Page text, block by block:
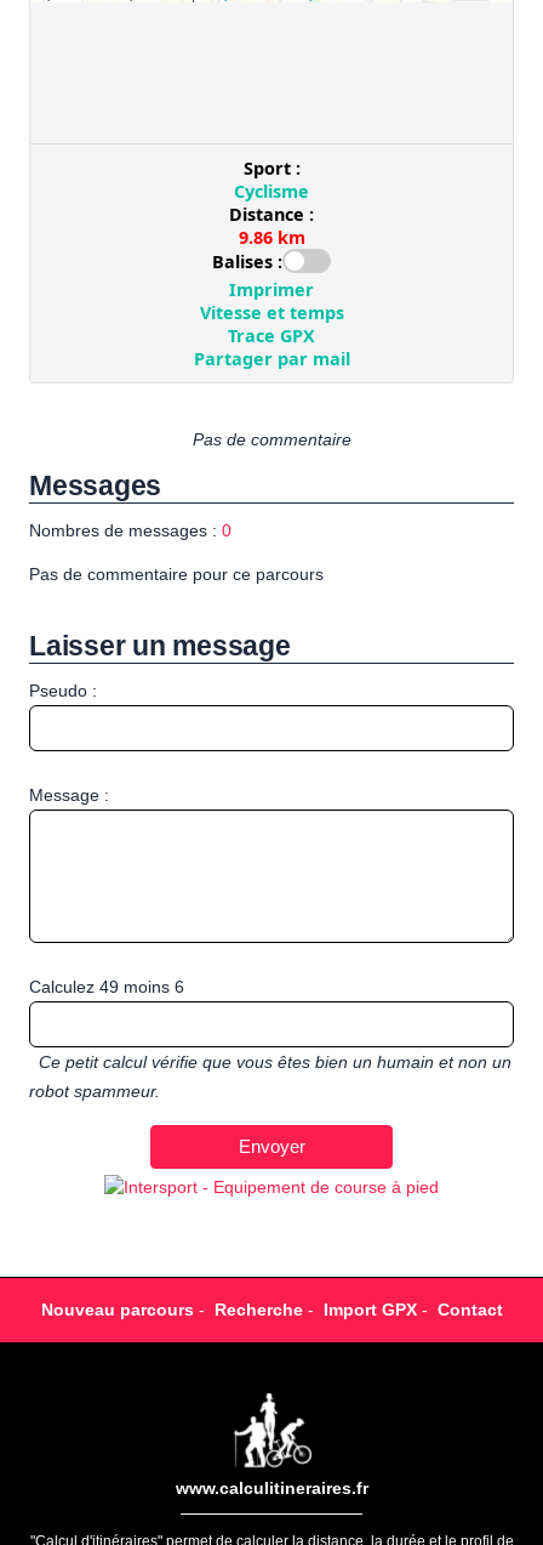
Pas de commentaire
Messages
Nombres de messages : 0
Pas de commentaire pour ce parcours
Laisser un message
Pseudo :
Message :
Calculez 49 moins 6
Ce petit calcul vérifie que vous êtes bien un humain et non un
robot spammeur.
Nouveau parcours- Recherche- Import GPX- Contact
www.calculitineraires.fr
"Calcul d'itinéraires" permet de calculer la distance, la durée et le profil de